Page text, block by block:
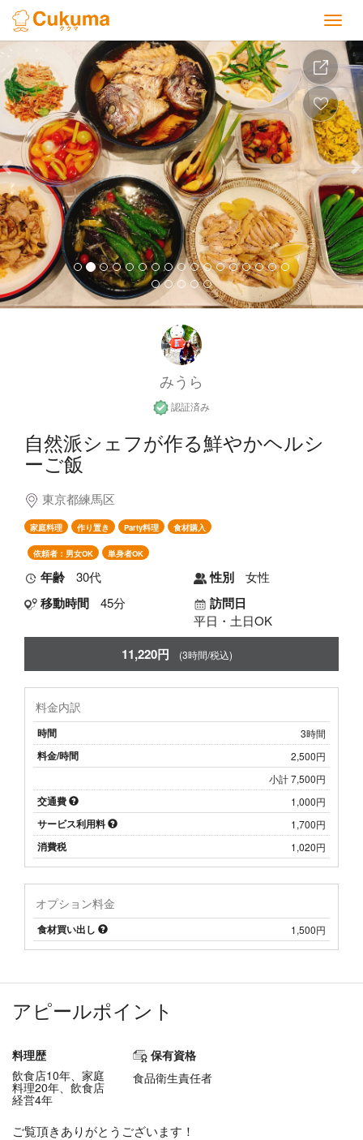
Previous
みうら
認証済み
自然派シェフが作る鮮やかヘルシ
ーご飯
東京都練馬区
家庭料理 作り置き Party料理 食材購入
依頼者：男女OK 単身者OK
年齢 30代 性別 女性
移動時間 45分 訪問日
平日・土日OK
11,220円 (3時間/税込)
料金内訳
時間 3時間
料金/時間
2,500円
小計 7,500円
交通費 1,000円
サービス利用料 1,700円
消費税 1,020円
オプション料金
食材買い出し 1,500円
アピールポイント
料理歴
飲食店10年、家庭
料理20年、飲食店
経営4年
保有資格
食品衛生責任者
ご覧頂きありがとうございます！